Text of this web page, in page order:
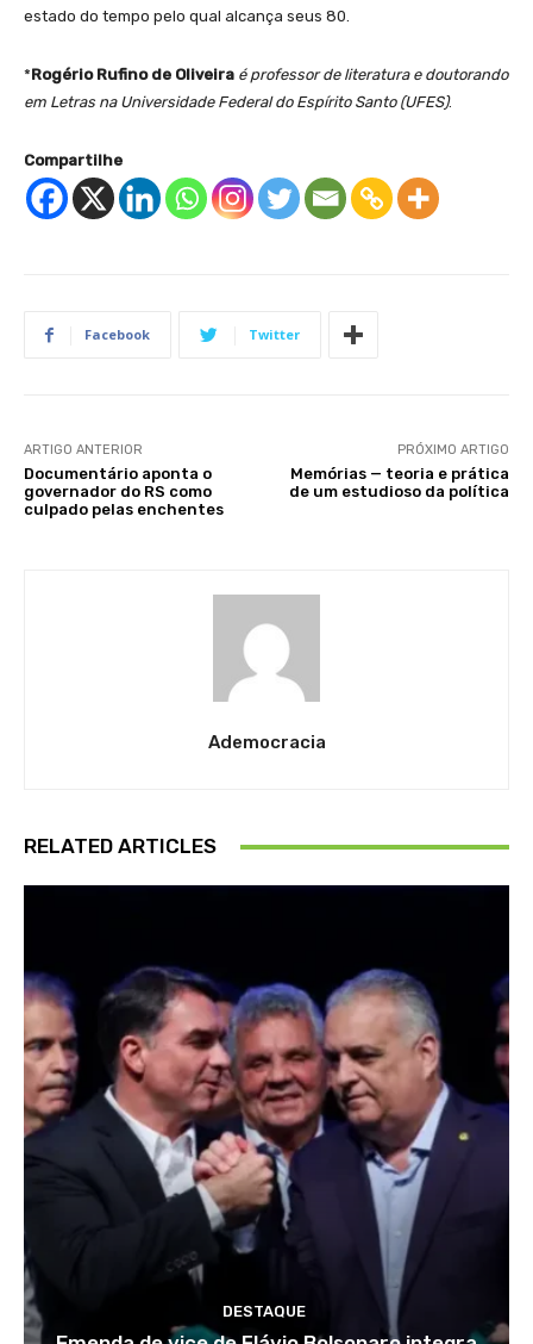
estado do tempo pelo qual alcança seus 80.
*Rogério Rufino de Oliveira é professor de literatura e doutorando
em Letras na Universidade Federal do Espírito Santo (UFES).
Compartilhe
Facebook Twitter
ARTIGO ANTERIOR
Documentário aponta o
governador do RS como
culpado pelas enchentes
PRÓXIMO ARTIGO
Memórias — teoria e prática
de um estudioso da política
Ademocracia
RELATED ARTICLES
DESTAQUE